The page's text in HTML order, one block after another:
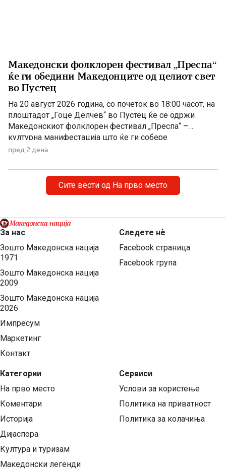
Македонски фолклорен фестивал „Преспа“
ќе ги обедини Македонците од целиот свет
во Пустец
На 20 август 2026 година, со почеток во 18:00 часот, на
плоштадот „Гоце Делчев“ во Пустец ќе се одржи
Македонскиот фолклорен фестивал „Преспа“ –
културна манифестација што ќе ги собере
Македонците од Македонија, Албанија и дијаспората во
Фестивалот ќе биде можност за промоција на богатото
македонско културно наследство […]
пред 2 дена
Сите вести од На прво место
За нас
Зошто Македонска нација
1971
Зошто Македонска нација
2009
Зошто Македонска нација
2026
Импресум
Маркетинг
Контакт
Категории
На прво место
Коментари
Историја
Дијаспора
Култура и туризам
Македонски легенди
Следете нѐ
Facebook страница
Facebook група
Сервиси
Услови за користење
Политика на приватност
Политика за колачиња